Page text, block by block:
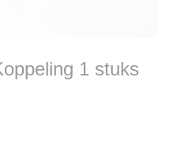
1 stuks